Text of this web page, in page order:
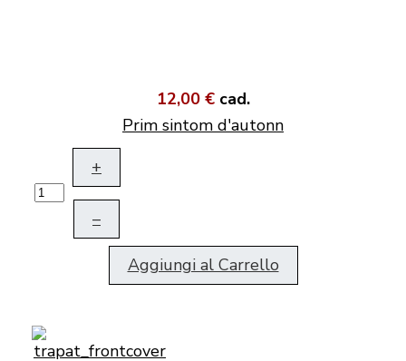
12,00 € cad.
Prim sintom d'autonn
+
–
Aggiungi al Carrello